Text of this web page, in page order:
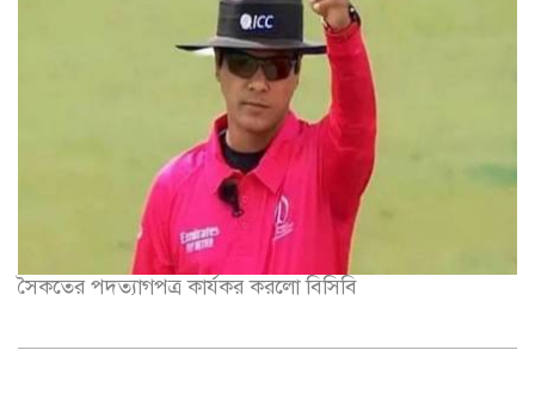
সৈকতের পদত্যাগপত্র কার্যকর করলো বিসিবি